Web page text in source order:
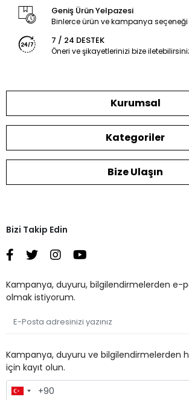
Geniş Ürün Yelpazesi
Binlerce ürün ve kampanya seçeneği
7 / 24 DESTEK
Öneri ve şikayetlerinizi bize
Kurumsal
Kategoriler
Bize Ulaşın
Bizi Takip Edin
Kampanya, duyuru, bilgilendirmelerden e-
olmak istiyorum.
Kampanya, duyuru ve bilgilendirmelerden
için kayıt olun.